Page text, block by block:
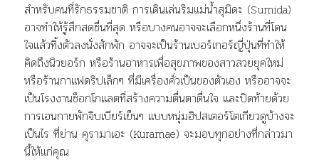
สำหรับคนที่รักธรรมชาติ การเดินเล่นริมแม่น้ำสุมิดะ (Sumida)
อาจทำให้รู้สึกสดชื่นที่สุด หรือบางคนอาจจะเลือกหนึ่งร้านที่โดน
ใจแล้วทิ้งตัวลงนั่งสักพัก อาจจะเป็นร้านเบอร์เกอร์ญี่ปุ่นที่ทำให้
คิดถึงนิวยอร์ก หรือร้านอาหารเพื่อสุขภาพของสาวสวยยุคใหม่
หรือร้านกาแฟดริปเล็กๆ ที่มีเครื่องคั่วเป็นของตัวเอง หรืออาจจะ
เป็นโรงงานช็อกโกแลตที่สร้างความตื่นตาตื่นใจ และปิดท้ายด้วย
การเอนกายพักจิบเบียร์เย็นๆ แบบหนุ่มฮิปสเตอร์โตเกียวดูบ้างจะ
เป็นไร ที่ย่าน คุรามาเอะ (Kuramae) จะมอบทุกอย่างที่กล่าวมา
นี้ให้แก่คุณ